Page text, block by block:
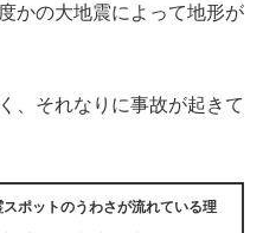
かの大地震によって地形が
、それなりに事故が起きて
ポットのうわさが流れている理